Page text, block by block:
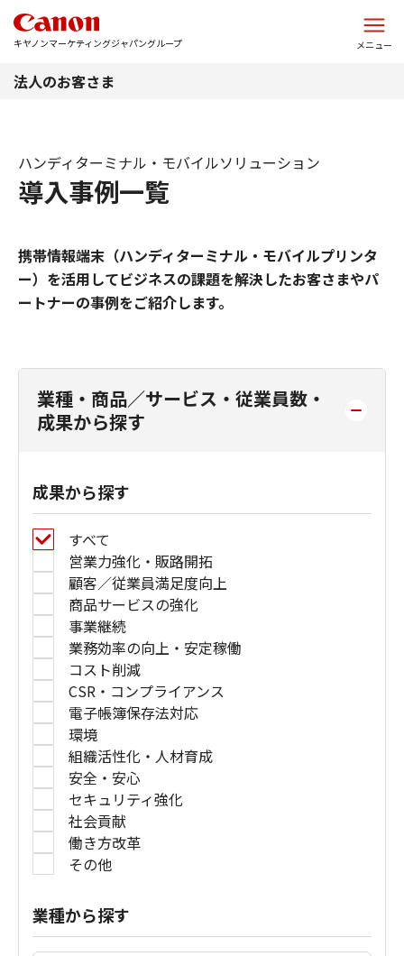
キヤノンマーケティングジャパングループ メニュー
法人のお客さま
導入事例一覧
ハンディターミナル・モバイルソリューション
携帯情報端末（ハンディターミナル・モバイルプリンタ
ー）を活用してビジネスの課題を解決したお客さまやパ
ートナーの事例をご紹介します。
業種・商品／サービス・従業員数・
成果から探す
成果から探す
すべて
営業力強化・販路開拓
顧客／従業員満足度向上
商品サービスの強化
事業継続
業務効率の向上・安定稼働
コスト削減
CSR・コンプライアンス
電子帳簿保存法対応
環境
組織活性化・人材育成
安全・安心
セキュリティ強化
社会貢献
働き方改革
その他
業種から探す